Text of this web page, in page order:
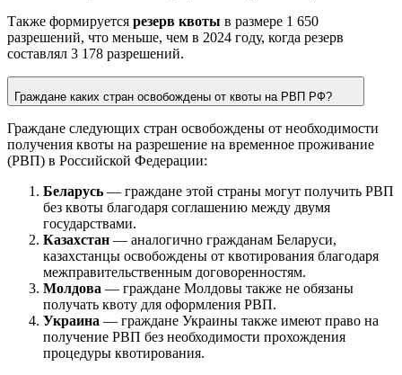
Также формируется резерв квоты в размере 1 650
разрешений, что меньше, чем в 2024 году, когда резерв
составлял 3 178 разрешений.
Граждане каких стран освобождены от квоты на РВП РФ?
Граждане следующих стран освобождены от необходимости
получения квоты на разрешение на временное проживание
(РВП) в Российской Федерации:
Беларусь — граждане этой страны могут получить РВП
без квоты благодаря соглашению между двумя
государствами.
Казахстан — аналогично гражданам Беларуси,
казахстанцы освобождены от квотирования благодаря
межправительственным договоренностям.
Молдова — граждане Молдовы также не обязаны
получать квоту для оформления РВП.
Украина — граждане Украины также имеют право на
получение РВП без необходимости прохождения
процедуры квотирования.